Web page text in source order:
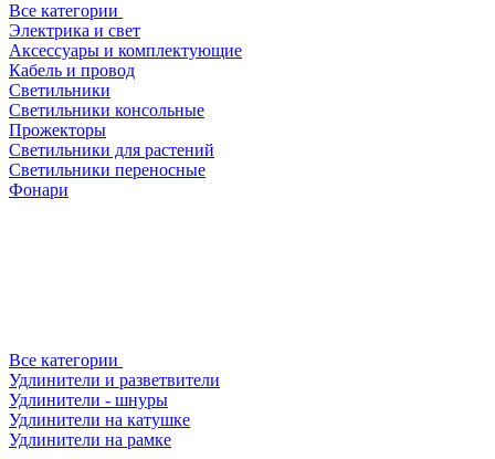
Все категории
Электрика и свет
Аксессуары и комплектующие
Кабель и провод
Светильники
Светильники консольные
Прожекторы
Светильники для растений
Светильники переносные
Фонари
Все категории
Удлинители и разветвители
Удлинители - шнуры
Удлинители на катушке
Удлинители на рамке